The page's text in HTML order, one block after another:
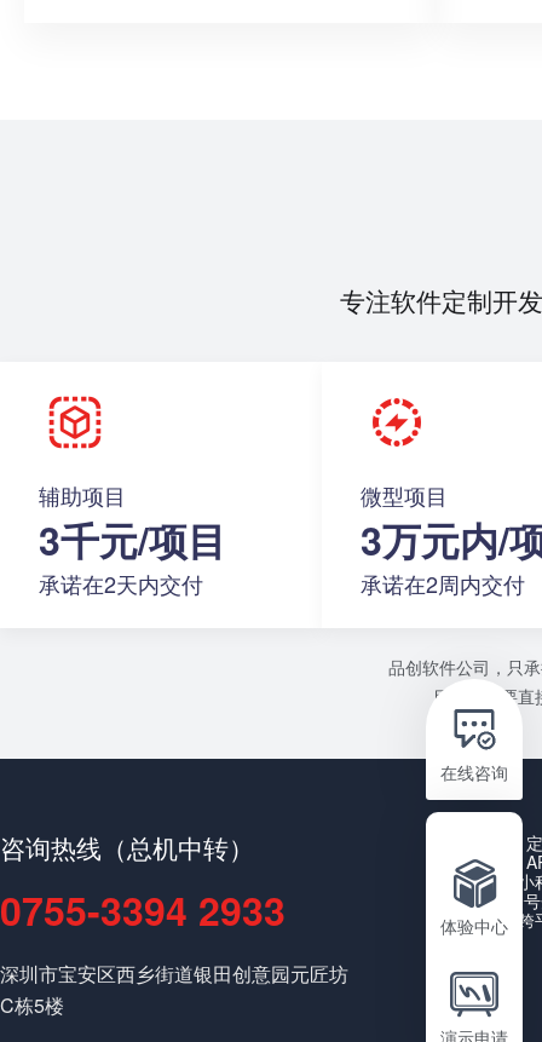
在线咨询
体验中心
演示申请
专注软件定制开
辅助项目
3千元/项目
承诺在2天内交付
微型项目
3万元内/
承诺在2周内交付
品创软件公司，只
目或者需要
咨询热线（总机中转）
0755-3394 2933
深圳市宝安区西乡街道银田创意园元匠坊
C栋5楼
公众